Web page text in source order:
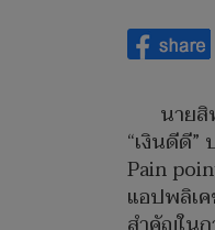
นายสิ
“เงินดีดี
Pain
แอปพลิเ